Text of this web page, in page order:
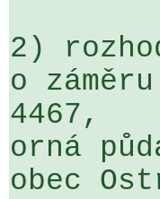
2)
o
4467,
orná
obec